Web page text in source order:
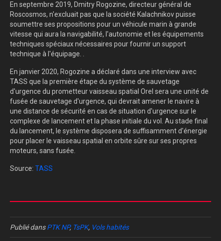
En septembre 2019, Dmitry Rogozine, directeur général de
Roscosmos, n'excluait pas que la société Kalachnikov puisse
soumettre ses propositions pour un véhicule marin à grande
vitesse qui aura la navigabilité, l'autonomie et les équipements
techniques spéciaux nécessaires pour fournir un support
technique à l'équipage. .
En janvier 2020, Rogozine a déclaré dans une interview avec
TASS que la première étape du système de sauvetage
d'urgence du prometteur vaisseau spatial Orel sera une unité de
fusée de sauvetage d'urgence, qui devrait amener le navire à
une distance de sécurité en cas de situation d'urgence sur le
complexe de lancement et la phase initiale du vol. Au stade final
du lancement, le système disposera de suffisamment d'énergie
pour placer le vaisseau spatial en orbite sûre sur ses propres
moteurs, sans fusée.
Source: TASS
Publié dansPTK NP, TsPK, Vols habités